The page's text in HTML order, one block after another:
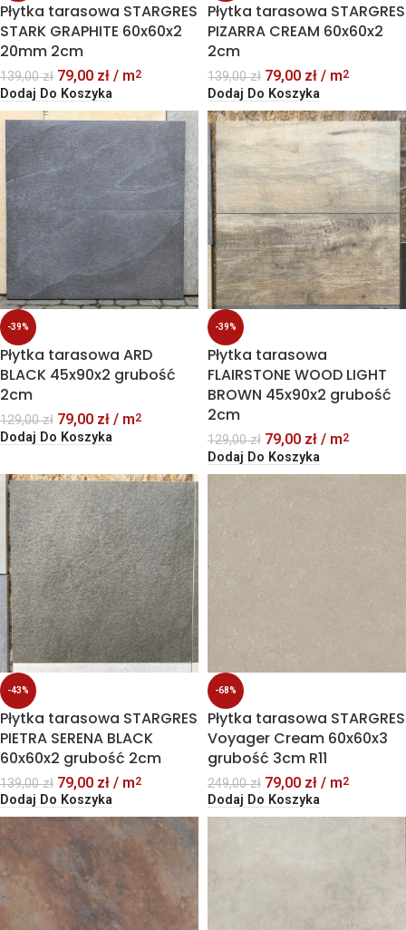
Płytka tarasowa STARGRES
STARK GRAPHITE 60x60x2
20mm 2cm
139,00zł 79,00 zł / m2
Dodaj Do Koszyka
Płytka tarasowa STARGRES
PIZARRA CREAM 60x60x2
2cm
139,00zł 79,00 zł / m2
Dodaj Do Koszyka
-39%
Płytka tarasowa ARD
BLACK 45x90x2 grubość
2cm
129,00zł 79,00 zł / m2
Dodaj Do Koszyka
-39%
Płytka tarasowa
FLAIRSTONE WOOD LIGHT
BROWN 45x90x2 grubość
2cm
129,00zł 79,00 zł / m2
Dodaj Do Koszyka
-43%
Płytka tarasowa STARGRES
PIETRA SERENA BLACK
60x60x2 grubość 2cm
139,00zł 79,00 zł / m2
Dodaj Do Koszyka
-68%
Płytka tarasowa STARGRES
Voyager Cream 60x60x3
grubość 3cm R11
249,00zł 79,00 zł / m2
Dodaj Do Koszyka